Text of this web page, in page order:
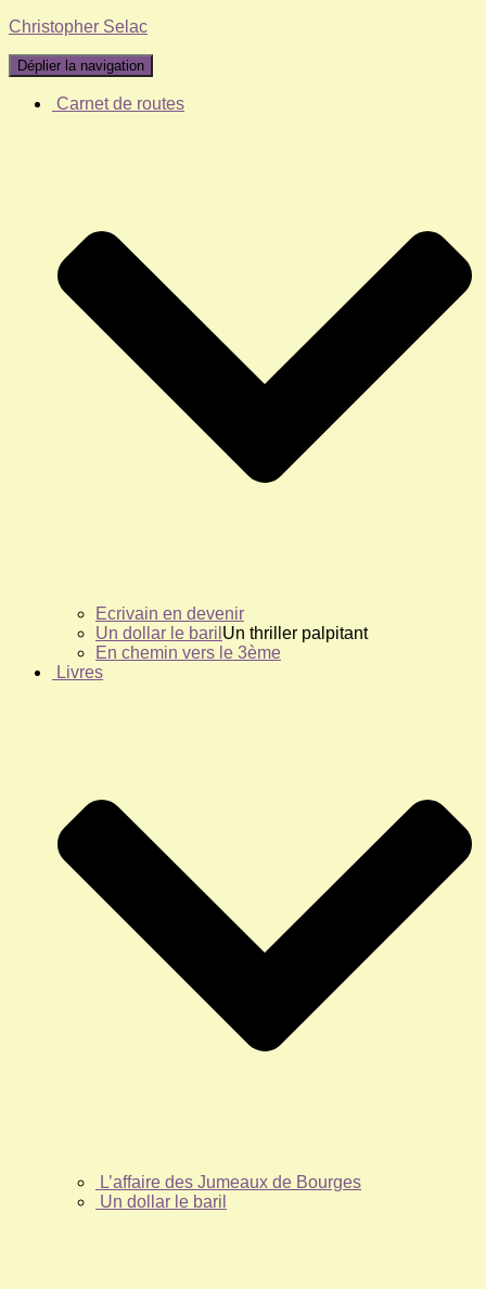
Christopher Selac
Déplier la navigation
Carnet de routes
Ecrivain en devenir
Un dollar le baril Un thriller palpitant
En chemin vers le 3ème
Livres
L’affaire des Jumeaux de Bourges
Un dollar le baril